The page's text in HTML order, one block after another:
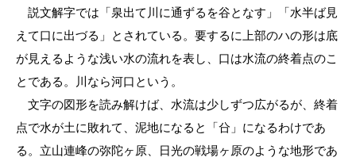
説文解字では「泉出て川に通ずるを谷となす」「水半ば見
えて口に出づる」とされている。要するに上部のハの形は底
が見えるような浅い水の流れを表し、口は水流の終着点のこ
とである。川なら河口という。
文字の図形を読み解けば、水流は少しずつ広がるが、終着
点で水が土に敗れて、泥地になると「㕣」になるわけであ
る。立山連峰の弥陀ヶ原、日光の戦場ヶ原のような地形であ